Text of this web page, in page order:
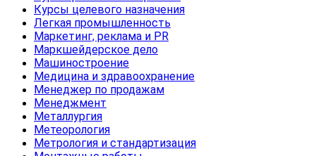
Курсы целевого назначения
Легкая промышленность
Маркетинг, реклама и PR
Маркшейдерское дело
Машиностроение
Медицина и здравоохранение
Менеджер по продажам
Менеджмент
Металлургия
Метеорология
Метрология и стандартизация